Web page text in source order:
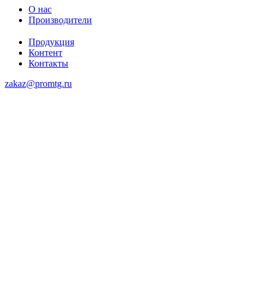
О нас
Производители
Продукция
Контент
Контакты
zakaz@promtg.ru